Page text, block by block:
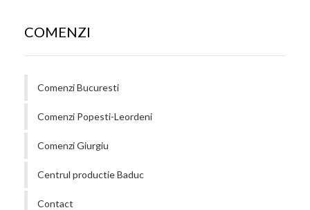
COMENZI
Comenzi Bucuresti
Comenzi Popesti-Leordeni
Comenzi Giurgiu
Centrul productie Baduc
Contact